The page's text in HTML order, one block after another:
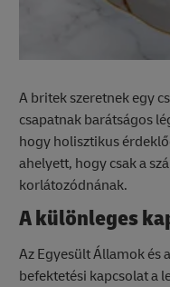
A britek szeretnek egy
csapatnak barátságos
hogy holisztikus
ahelyett, hogy csak a
korlátozódnának.
A különleges
Az Egyesült Államok és
befektetési kapcsolat a